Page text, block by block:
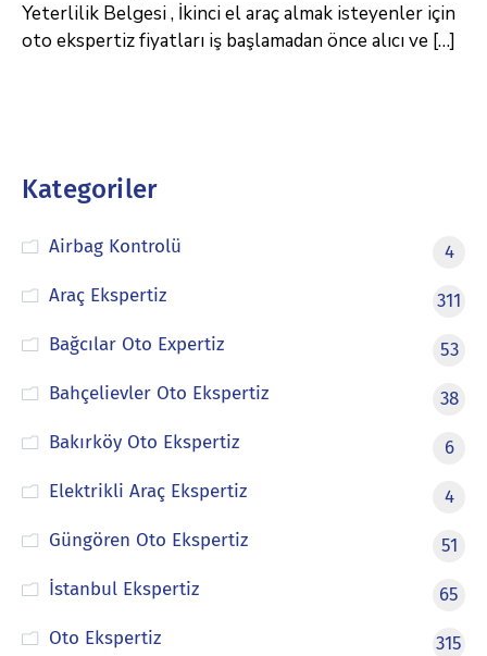
Yeterlilik Belgesi , İkinci el araç almak isteyenler için
oto ekspertiz fiyatları iş başlamadan önce alıcı ve […]
Kategoriler
Airbag Kontrolü
4
Araç Ekspertiz
311
Bağcılar Oto Expertiz
53
Bahçelievler Oto Ekspertiz
38
Bakırköy Oto Ekspertiz
6
Elektrikli Araç Ekspertiz
4
Güngören Oto Ekspertiz
51
İstanbul Ekspertiz
65
Oto Ekspertiz
315